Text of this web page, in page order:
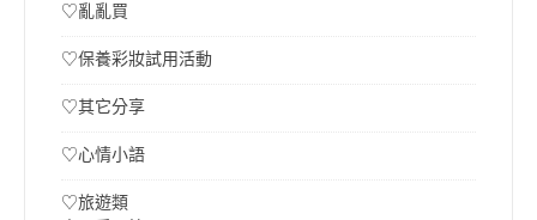
♡亂亂買
♡保養彩妝試用活動
♡其它分享
♡心情小語
♡旅遊類